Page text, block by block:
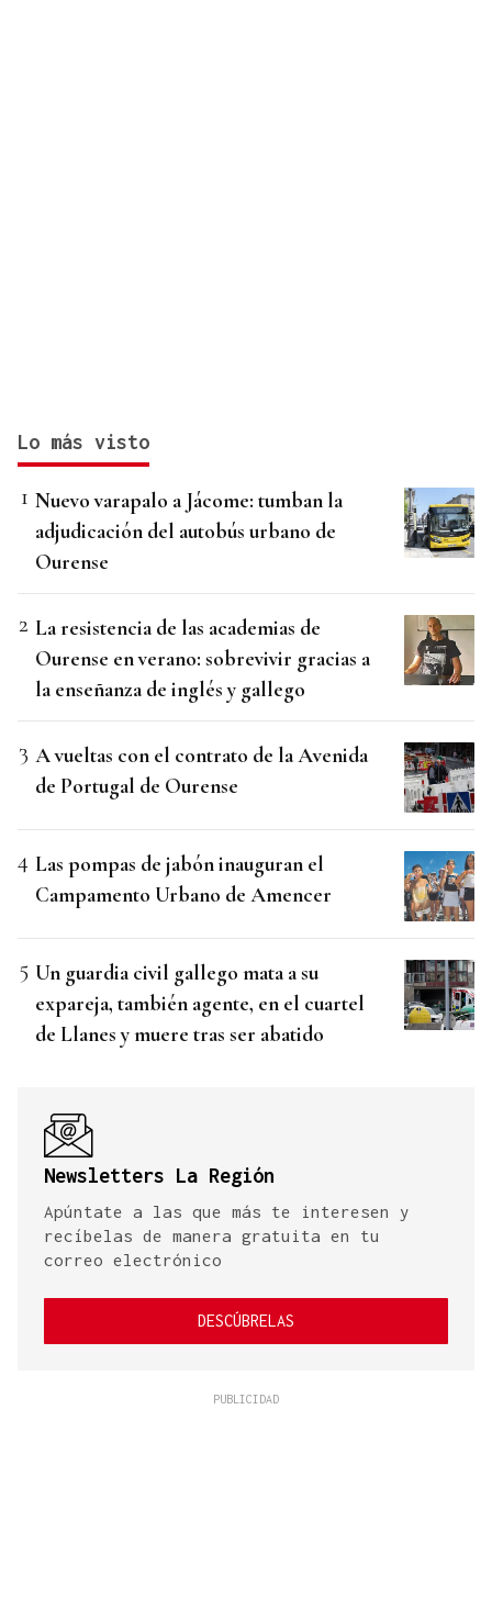
Lo más visto
Nuevo varapalo a Jácome: tumban la
adjudicación del autobús urbano de
Ourense
La resistencia de las academias de
Ourense en verano: sobrevivir gracias a
la enseñanza de inglés y gallego
A vueltas con el contrato de la Avenida
de Portugal de Ourense
Las pompas de jabón inauguran el
Campamento Urbano de Amencer
Un guardia civil gallego mata a su
expareja, también agente, en el cuartel
de Llanes y muere tras ser abatido
Newsletters La Región
Apúntate a las que más te interesen y
recíbelas de manera gratuita en tu
correo electrónico
DESCÚBRELAS